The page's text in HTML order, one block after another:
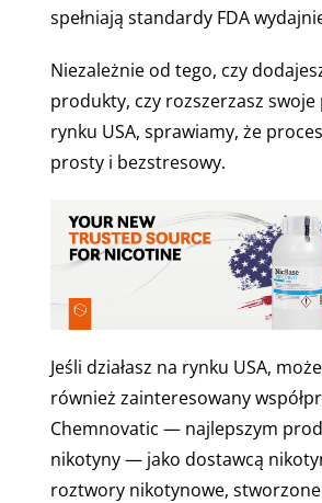
spełniają standardy FDA
Niezależnie od tego, czy
produkty, czy rozszerzasz
rynku USA, sprawiamy, że
prosty i bezstresowy.
Jeśli działasz na rynku USA,
również zainteresowany
Chemnovatic — najlepszym
nikotyny — jako dostawcą
roztwory nikotynowe,